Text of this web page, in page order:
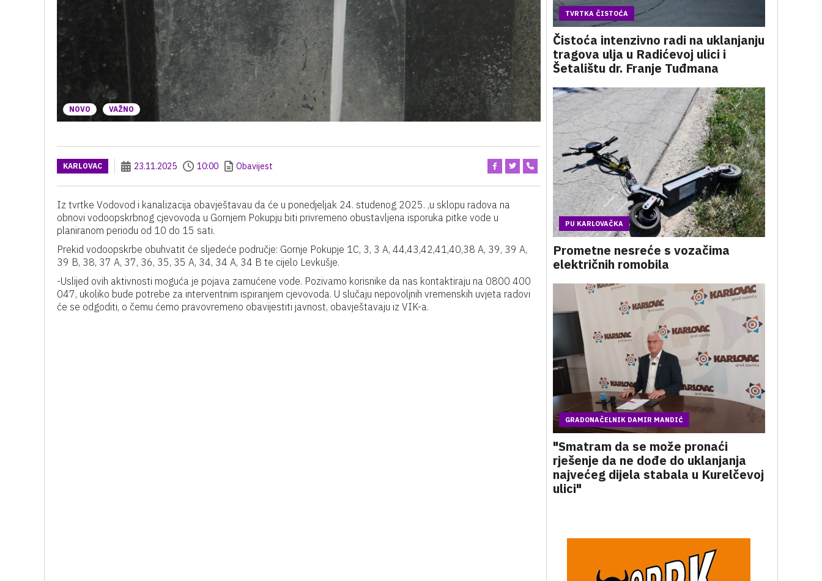
NOVO VAŽNO
KARLOVAC 23.11.2025 10:00 Obavijest
Iz tvrtke Vodovod i kanalizacija obavještavau da će u ponedjeljak 24. studenog 2025. ,u sklopu radova na
obnovi vodoopskrbnog cjevovoda u Gornjem Pokupju biti privremeno obustavljena isporuka pitke vode u
planiranom periodu od 10 do 15 sati.
Prekid vodoopskrbe obuhvatit će sljedeće područje: Gornje Pokupje 1C, 3, 3 A, 44,43,42,41,40,38 A, 39, 39 A,
39 B, 38, 37 A, 37, 36, 35, 35 A, 34, 34 A, 34 B te cijelo Levkušje.
-Uslijed ovih aktivnosti moguća je pojava zamućene vode. Pozivamo korisnike da nas kontaktiraju na 0800 400
047, ukoliko bude potrebe za interventnim ispiranjem cjevovoda. U slučaju nepovoljnih vremenskih uvjeta radovi
će se odgoditi, o čemu ćemo pravovremeno obavijestiti javnost, obavještavaju iz VIK-a.
TVRTKA ČISTOĆA
Čistoća intenzivno radi na uklanjanju
tragova ulja u Radićevoj ulici i
Šetalištu dr. Franje Tuđmana
PU KARLOVAČKA
Prometne nesreće s vozačima
električnih romobila
GRADONAČELNIK DAMIR MANDIĆ
"Smatram da se može pronaći
rješenje da ne dođe do uklanjanja
najvećeg dijela stabala u Kurelčevoj
ulici"